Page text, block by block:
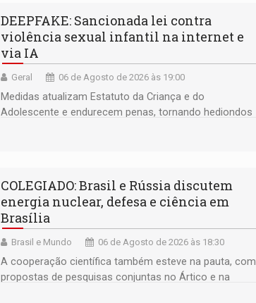
DEEPFAKE: Sancionada lei contra
violência sexual infantil na internet e
via IA
Geral 06 de Agosto de 2026 às 19:00
Medidas atualizam Estatuto da Criança e do
Adolescente e endurecem penas, tornando hediondos
COLEGIADO: Brasil e Rússia discutem
energia nuclear, defesa e ciência em
Brasília
Brasil e Mundo 06 de Agosto de 2026 às 18:30
A cooperação científica também esteve na pauta, com
propostas de pesquisas conjuntas no Ártico e na